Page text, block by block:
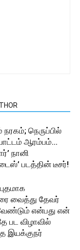
நரகம்; நெருப்பில்
ஆரம்பம்…
நானி
படத்தின் டீசர்!
வைத்து தேவர்
என்பது என்
பட விழாவில்
இயக்குநர்